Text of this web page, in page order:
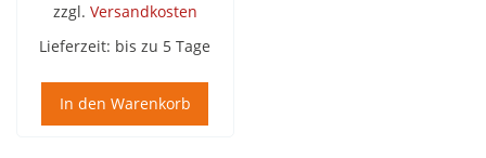
zzgl. Versandkosten
Lieferzeit: bis zu 5 Tage
In den Warenkorb